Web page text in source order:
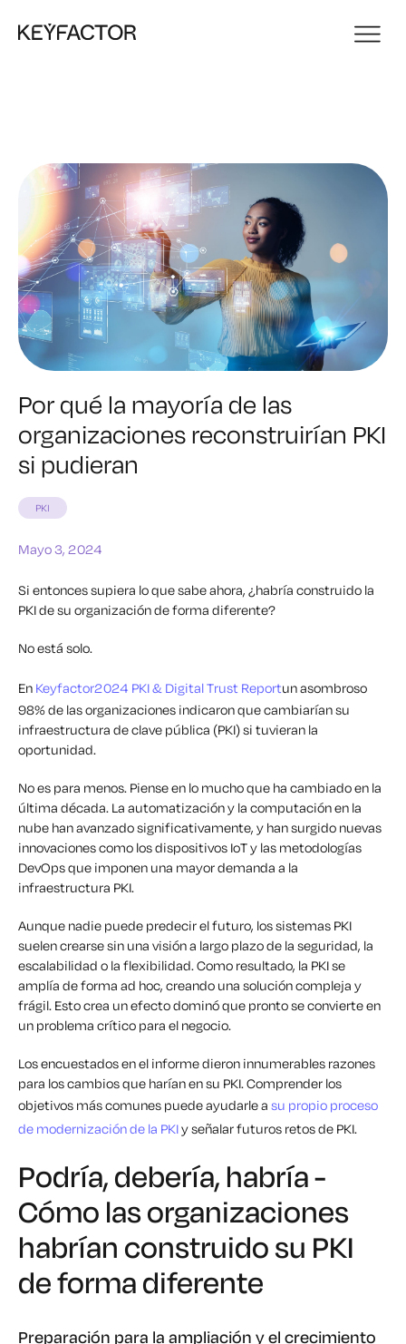
Por qué la mayoría de las
organizaciones reconstruirían PKI
si pudieran
PKI
Mayo 3, 2024
Si entonces supiera lo que sabe ahora, ¿habría construido la
PKI de su organización de forma diferente?
No está solo.
En Keyfactor2024 PKI & Digital Trust Reportun asombroso
98% de las organizaciones indicaron que cambiarían su
infraestructura de clave pública (PKI) si tuvieran la
oportunidad.
No es para menos. Piense en lo mucho que ha cambiado en la
última década. La automatización y la computación en la
nube han avanzado significativamente, y han surgido nuevas
innovaciones como los dispositivos IoT y las metodologías
DevOps que imponen una mayor demanda a la
infraestructura PKI.
Aunque nadie puede predecir el futuro, los sistemas PKI
suelen crearse sin una visión a largo plazo de la seguridad, la
escalabilidad o la flexibilidad. Como resultado, la PKI se
amplía de forma ad hoc, creando una solución compleja y
frágil. Esto crea un efecto dominó que pronto se convierte en
un problema crítico para el negocio.
Los encuestados en el informe dieron innumerables razones
para los cambios que harían en su PKI. Comprender los
objetivos más comunes puede ayudarle a su propio proceso
de modernización de la PKIy señalar futuros retos de PKI.
Podría, debería, habría -
Cómo las organizaciones
habrían construido su PKI
de forma diferente
Preparación para la ampliación y el crecimiento